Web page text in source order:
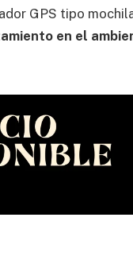
GPS tipo
en el